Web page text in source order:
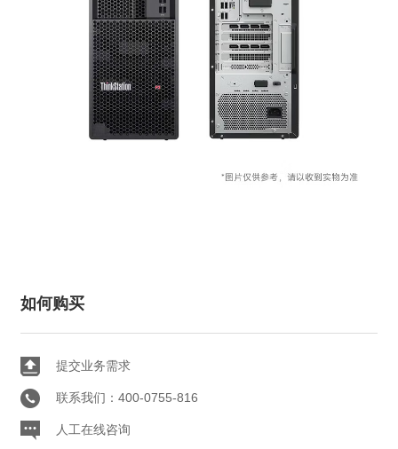
如何购买
提交业务需求
联系我们：400-0755-816
人工在线咨询